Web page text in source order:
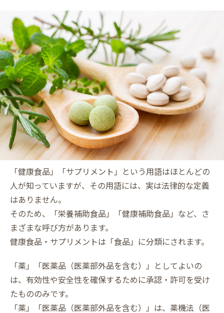
「健康食品」「サプリメント」という用語はほとんどの
人が知っていますが、その用語には、実は法律的な定義
はありません。
そのため、「栄養補助食品」「健康補助食品」など、さ
まざまな呼び方があります。
健康食品・サプリメントは「食品」に分類にされます。
「薬」「医薬品（医薬部外品を含む）」としてよいの
は、有効性や安全性を確保するために承認・許可を受け
たもののみです。
「薬」「医薬品（医薬部外品を含む）」は、薬機法（医